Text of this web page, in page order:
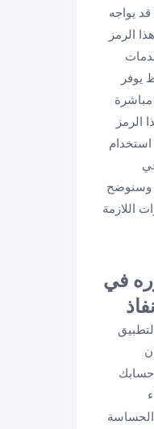
يواجه
الرمز
يوفر
الرمز
وسنوضح
اللازمة
في
حسابك
الحساسة